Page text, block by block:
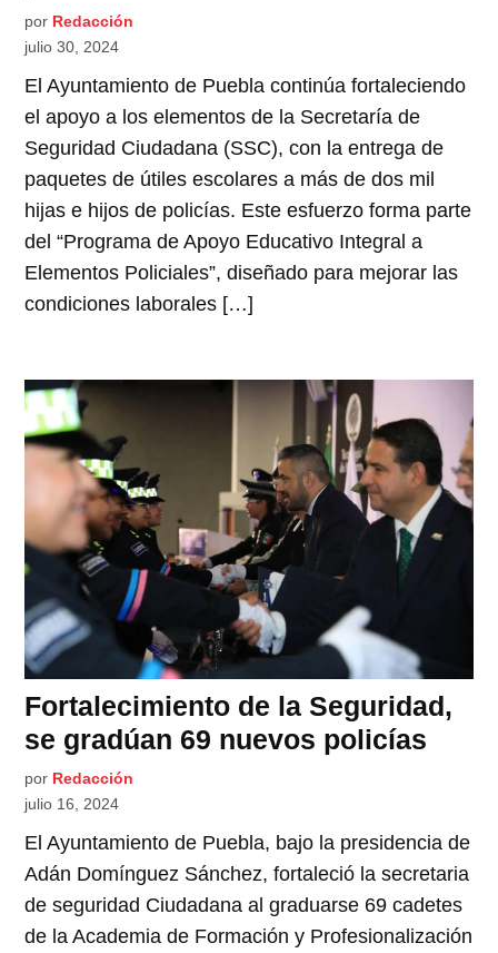
por Redacción
julio 30, 2024
El Ayuntamiento de Puebla continúa fortaleciendo
el apoyo a los elementos de la Secretaría de
Seguridad Ciudadana (SSC), con la entrega de
paquetes de útiles escolares a más de dos mil
hijas e hijos de policías. Este esfuerzo forma parte
del “Programa de Apoyo Educativo Integral a
Elementos Policiales”, diseñado para mejorar las
condiciones laborales […]
Fortalecimiento de la Seguridad,
se gradúan 69 nuevos policías
por Redacción
julio 16, 2024
El Ayuntamiento de Puebla, bajo la presidencia de
Adán Domínguez Sánchez, fortaleció la secretaria
de seguridad Ciudadana al graduarse 69 cadetes
de la Academia de Formación y Profesionalización